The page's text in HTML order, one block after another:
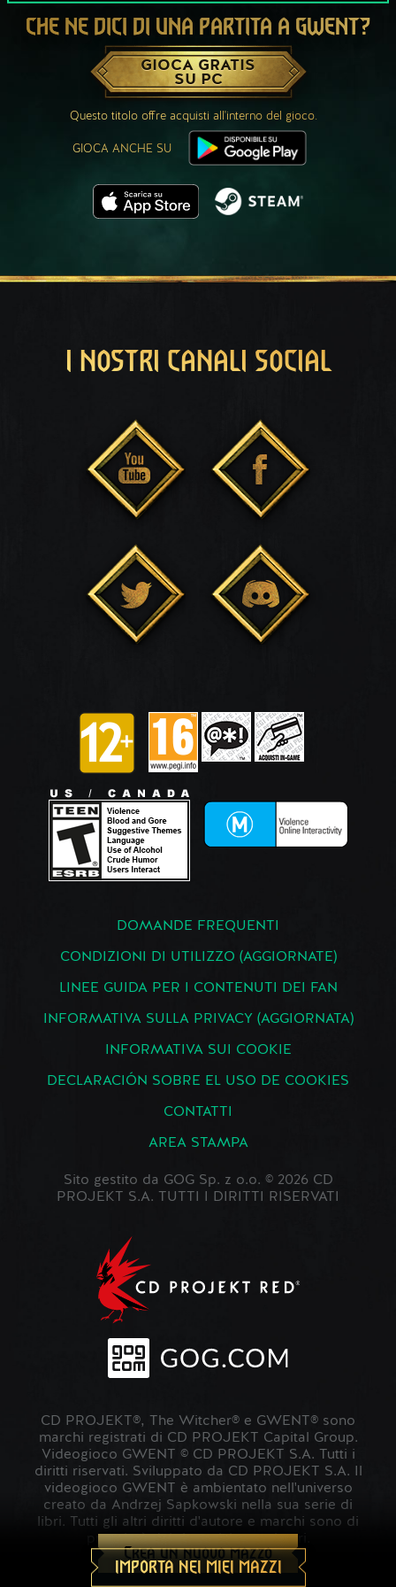
Crea un nuovo mazzo
IMPORTA NEI MIEI MAZZI
CHE NE DICI DI UNA PARTITA A GWENT?
GIOCA GRATIS
SU PC
Questo titolo offre acquisti all'interno del gioco.
GIOCA ANCHE SU
I NOSTRI CANALI SOCIAL
DOMANDE FREQUENTI
CONDIZIONI DI UTILIZZO (AGGIORNATE)
LINEE GUIDA PER I CONTENUTI DEI FAN
INFORMATIVA SULLA PRIVACY (AGGIORNATA)
INFORMATIVA SUI COOKIE
DECLARACIÓN SOBRE EL USO DE COOKIES
CONTATTI
AREA STAMPA
Sito gestito da GOG Sp. z o.o. © 2026 CD
PROJEKT S.A. TUTTI I DIRITTI RISERVATI
CD PROJEKT®, The Witcher® e GWENT® sono
marchi registrati di CD PROJEKT Capital Group.
Videogioco GWENT © CD PROJEKT S.A. Tutti i
diritti riservati. Sviluppato da CD PROJEKT S.A. Il
videogioco GWENT è ambientato nell'universo
creato da Andrzej Sapkowski nella sua serie di
libri. Tutti gli altri diritti d'autore e marchi sono di
proprietà dei rispettivi proprietari.